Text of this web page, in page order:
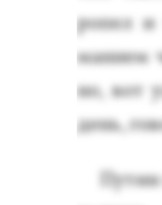
ропел
мани­ем
но, вот
день,
Пу­тин